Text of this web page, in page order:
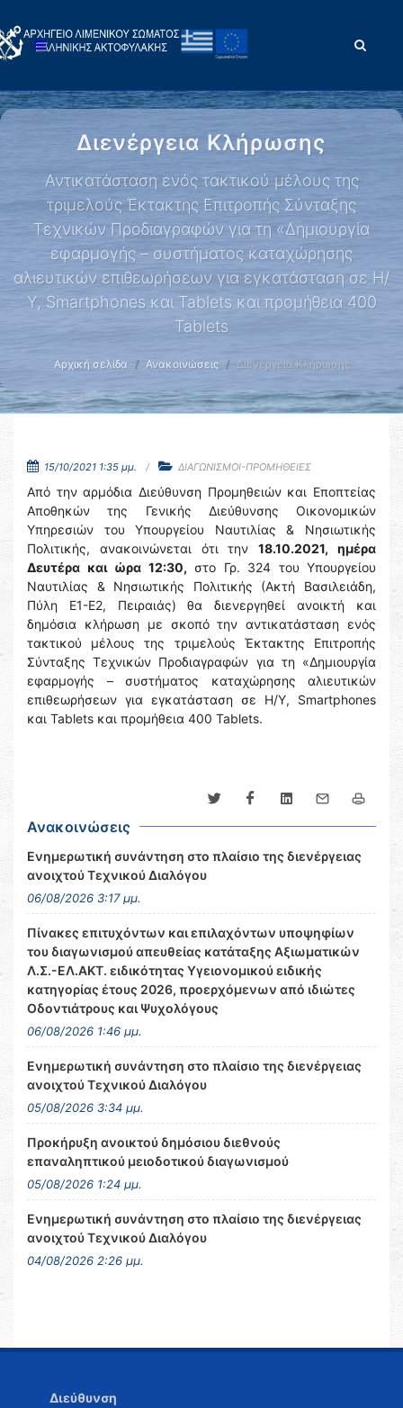
Διενέργεια Κλήρωσης
Αντικατάσταση ενός τακτικού μέλους της
τριμελούς Έκτακτης Επιτροπής Σύνταξης
Τεχνικών Προδιαγραφών για τη «Δημιουργία
εφαρμογής – συστήματος καταχώρησης
αλιευτικών επιθεωρήσεων για εγκατάσταση σε Η/
Υ, Smartphones και Tablets και προμήθεια 400
Tablets
Αρχική σελίδα Ανακοινώσεις Διενέργεια Κλήρωσης
15/10/2021 1:35 μμ. ΔΙΑΓΩΝΙΣΜΟΙ-ΠΡΟΜΗΘΕΙΕΣ
Από την αρμόδια Διεύθυνση Προμηθειών και Εποπτείας
Αποθηκών της Γενικής Διεύθυνσης Οικονομικών
Υπηρεσιών του Υπουργείου Ναυτιλίας & Νησιωτικής
Πολιτικής, ανακοινώνεται ότι την18.10.2021, ημέρα
Δευτέρα και ώρα 12:30, στο Γρ. 324 του Υπουργείου
Ναυτιλίας & Νησιωτικής Πολιτικής (Ακτή Βασιλειάδη,
Πύλη Ε1-Ε2, Πειραιάς) θα διενεργηθεί ανοικτή και
δημόσια κλήρωση με σκοπό την αντικατάσταση ενός
τακτικού μέλους της τριμελούς Έκτακτης Επιτροπής
Σύνταξης Τεχνικών Προδιαγραφών για τη «Δημιουργία
εφαρμογής – συστήματος καταχώρησης αλιευτικών
επιθεωρήσεων για εγκατάσταση σε Η/Υ, Smartphones
και Tablets και προμήθεια 400 Tablets.
Ανακοινώσεις
Ενημερωτική συνάντηση στο πλαίσιο της διενέργειας
ανοιχτού Τεχνικού Διαλόγου
06/08/2026 3:17 μμ.
Πίνακες επιτυχόντων και επιλαχόντων υποψηφίων
του διαγωνισμού απευθείας κατάταξης Αξιωματικών
Λ.Σ.-ΕΛ.ΑΚΤ. ειδικότητας Υγειονομικού ειδικής
κατηγορίας έτους 2026, προερχόμενων από ιδιώτες
Οδοντιάτρους και Ψυχολόγους
06/08/2026 1:46 μμ.
Ενημερωτική συνάντηση στο πλαίσιο της διενέργειας
ανοιχτού Τεχνικού Διαλόγου
05/08/2026 3:34 μμ.
Προκήρυξη ανοικτού δημόσιου διεθνούς
επαναληπτικού μειοδοτικού διαγωνισμού
05/08/2026 1:24 μμ.
Ενημερωτική συνάντηση στο πλαίσιο της διενέργειας
ανοιχτού Τεχνικού Διαλόγου
04/08/2026 2:26 μμ.
Διεύθυνση